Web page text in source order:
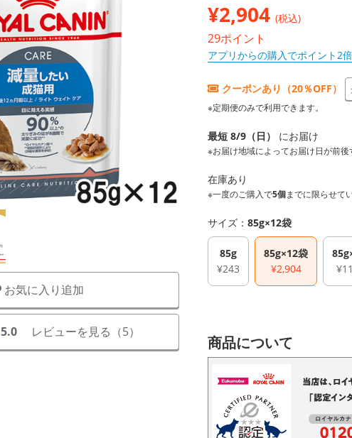
お気に入り追加
5.0 レビューを見る（5）
¥2,904 (税込)
29ポイント
アプリからの購入でポイント2
クーポンあり（20％OFF）
※定期便のみで利用できます。
最短 8/9（日） にお届け
※お届け地域によってお届け日が前後
在庫あり
※一度のご購入で5個までに限らせて
サイズ： 85g×12袋
85g
¥243
85g×12袋
¥2,904
商品について